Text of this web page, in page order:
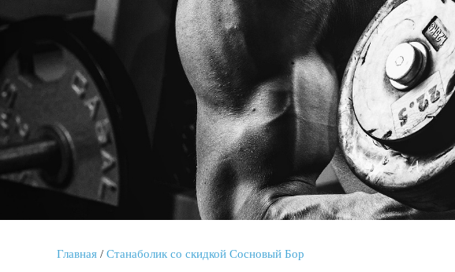
Главная / Станаболик со скидкой Сосновый Бор